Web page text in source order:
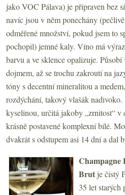
jako VOC Pálava) je připraven bez
navíc jsou v něm ponechány (pečlivě
odměřené množství, pokud jsem to
pochopil) jemné kaly. Víno má
barvu a ve sklence opalizuje.
dojmem, až se trochu zakroutí na
tóny s decentní mineralitou a
rozdýchání, takový vlašák nadivoko.
kyselinou, určitá jakoby „zrnitost“ v
krásně postavené komplexní bílé.
dvakrát s odstupem asi 14 dní a dal
Champagne
Brut je čistý
35 let starých